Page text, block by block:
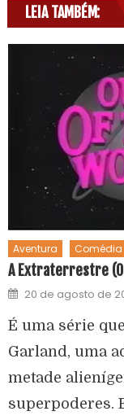
LEIA TAMBÉM:
Aventura Comédia
A Extraterrestre
20 de agosto de
É uma série
Garland, uma
metade
superpoderes.